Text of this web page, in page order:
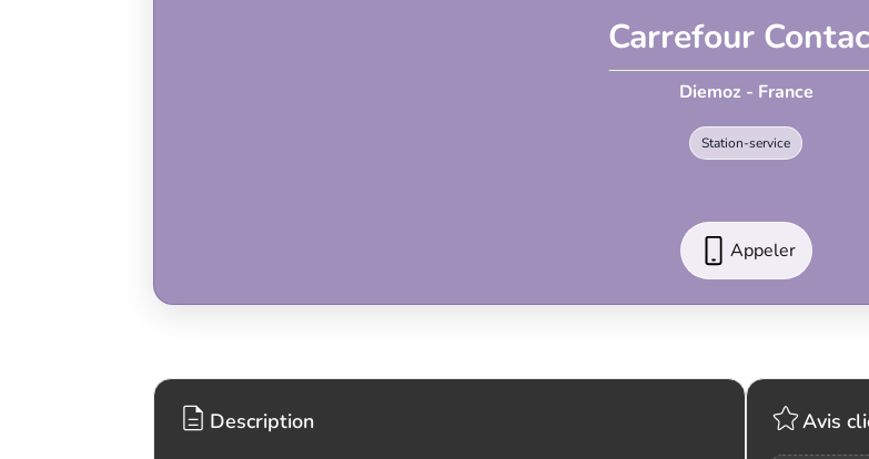
Carrefour
Diemoz - France
Station-service
Appeler
Description Avis